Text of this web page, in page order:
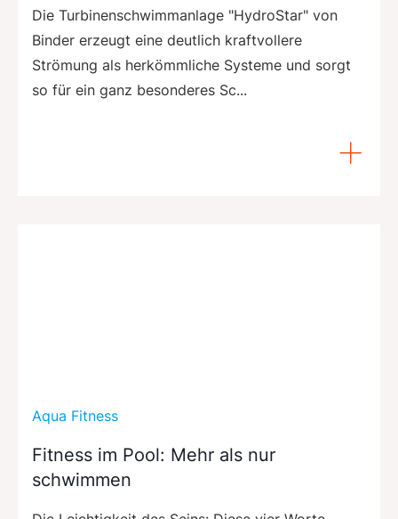
Die Turbinenschwimmanlage "HydroStar" von
Binder erzeugt eine deutlich kraftvollere
Strömung als herkömmliche Systeme und sorgt
so für ein ganz besonderes Sc...
Aqua Fitness
Fitness im Pool: Mehr als nur
schwimmen